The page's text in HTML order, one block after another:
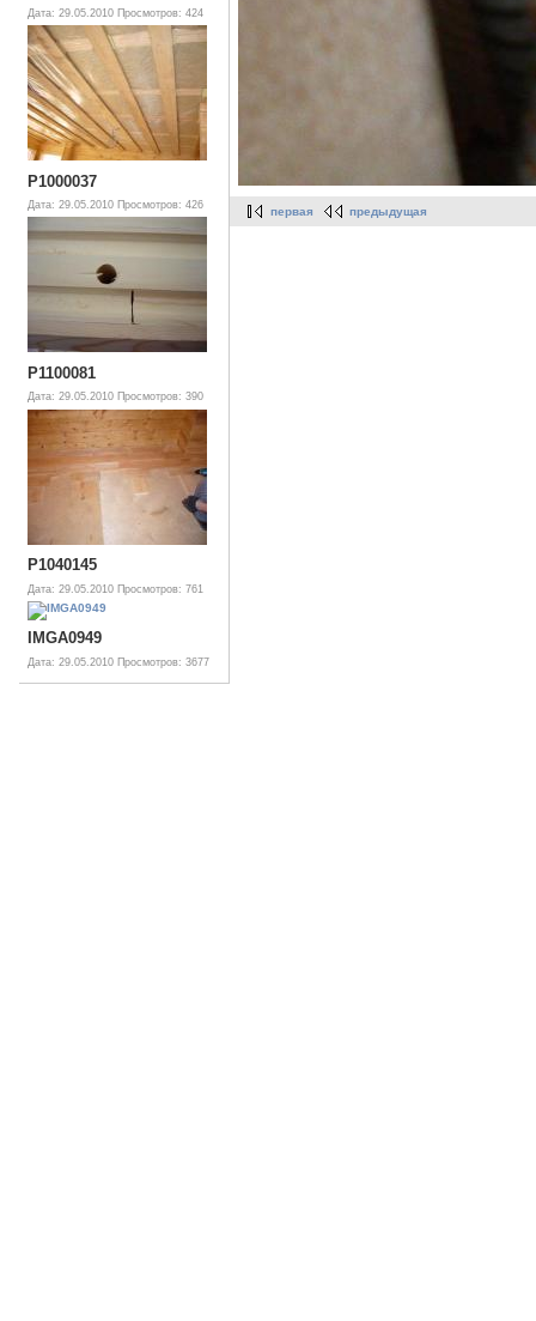
Дата: 29.05.2010 Просмотров: 424
P1000037
Дата: 29.05.2010 Просмотров: 426
P1100081
Дата: 29.05.2010 Просмотров: 390
P1040145
Дата: 29.05.2010 Просмотров: 761
IMGA0949
Дата: 29.05.2010 Просмотров: 3677
первая предыдущая